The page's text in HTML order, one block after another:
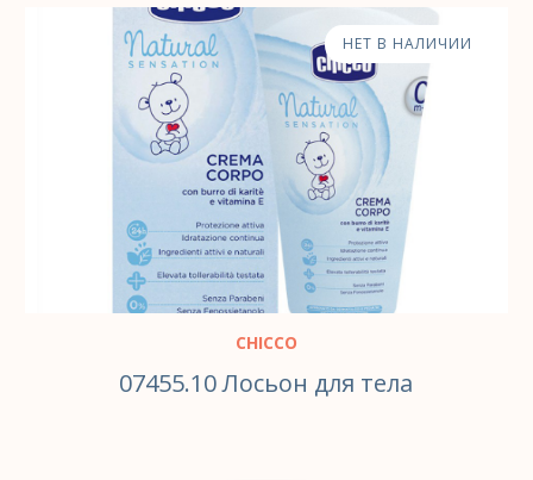
НЕТ В НАЛИЧИИ
CHICCO
07455.10 Лосьон для тела